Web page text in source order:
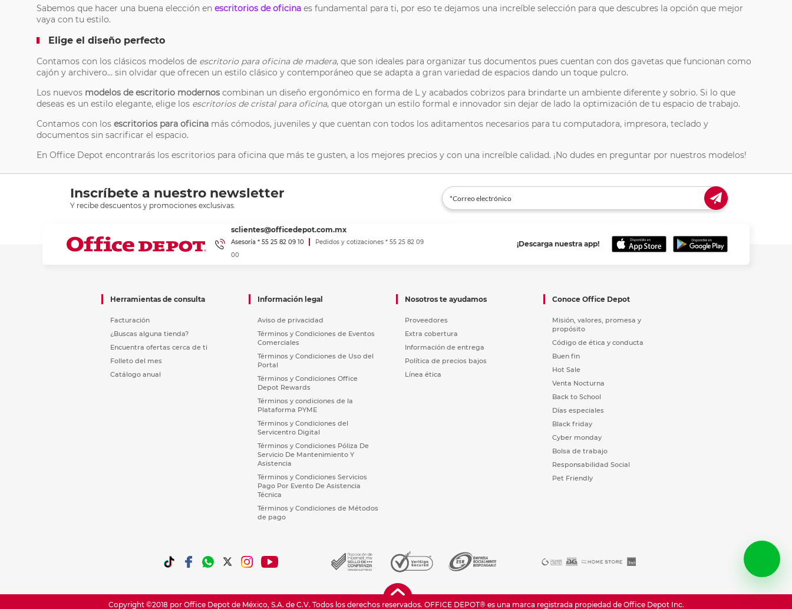
Sabemos que hacer una buena elección en escritorios de oficina es fundamental para ti, por eso te dejamos una increíble selección para que descubres la opción que mejor
vaya con tu estilo.
Elige el diseño perfecto
Contamos con los clásicos modelos de escritorio para oficina de madera, que son ideales para organizar tus documentos pues cuentan con dos gavetas que funcionan como
cajón y archivero… sin olvidar que ofrecen un estilo clásico y contemporáneo que se adapta a gran variedad de espacios dando un toque pulcro.
Los nuevos modelos de escritorio modernos combinan un diseño ergonómico en forma de L y acabados cobrizos para brindarte un ambiente diferente y sobrio. Si lo que
deseas es un estilo elegante, elige los escritorios de cristal para oficina, que otorgan un estilo formal e innovador sin dejar de lado la optimización de tu espacio de trabajo.
Contamos con los escritorios para oficina más cómodos, juveniles y que cuentan con todos los aditamentos necesarios para tu computadora, impresora, teclado y
documentos sin sacrificar el espacio.
En Office Depot encontrarás los escritorios para oficina que más te gusten, a los mejores precios y con una increíble calidad. ¡No dudes en preguntar por nuestros modelos!
Inscríbete a nuestro newsletter
Y recibe descuentos y promociones exclusivas.
¡Descarga nuestra app!
sclientes@officedepot.com.mx
Asesoría * 55 25 82 09 10
Pedidos y cotizaciones * 55 25 82 09
00
Herramientas de consulta
Facturación
¿Buscas alguna tienda?
Encuentra ofertas cerca de ti
Folleto del mes
Catálogo anual
Información legal
Aviso de privacidad
Términos y Condiciones de Eventos
Comerciales
Términos y Condiciones de Uso del
Portal
Términos y Condiciones Office
Depot Rewards
Términos y condiciones de la
Plataforma PYME
Términos y Condiciones del
Servicentro Digital
Términos y Condiciones Póliza De
Servicio De Mantenimiento Y
Asistencia
Términos y Condiciones Servicios
Pago Por Evento De Asistencia
Técnica
Términos y Condiciones de Métodos
de pago
Nosotros te ayudamos
Proveedores
Extra cobertura
Información de entrega
Política de precios bajos
Línea ética
Conoce Office Depot
Misión, valores, promesa y
propósito
Código de ética y conducta
Buen fin
Hot Sale
Venta Nocturna
Back to School
Días especiales
Black friday
Cyber monday
Bolsa de trabajo
Responsabilidad Social
Pet Friendly
Copyright ©2018 por Office Depot de México, S.A. de C.V. Todos los derechos reservados. OFFICE DEPOT® es una marca registrada propiedad de Office Depot Inc.